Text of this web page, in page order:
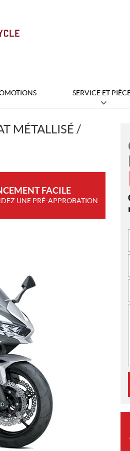
SERVICE ET
MÉTALLISÉ /
FACILE
UNE PRÉ-APPROBATION